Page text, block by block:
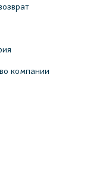
компании